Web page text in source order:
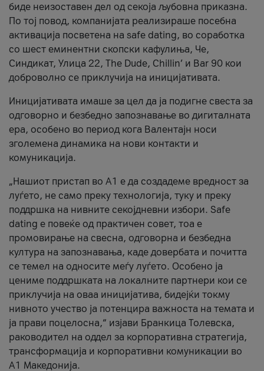
биде неизоставен дел од секоја љубовна приказна.
По тој повод, компанијата реализираше посебна
активација посветена на safe dating, во соработка
со шест еминентни скопски кафулиња, Че,
Синдикат, Улица 22, The Dude, Chillin’ и Bar 90 кои
доброволно се приклучија на иницијативата.
Иницијативата имаше за цел да ја подигне свеста за
одговорно и безбедно запознавање во дигиталната
ера, особено во период кога Валентајн носи
зголемена динамика на нови контакти и
комуникација.
„Нашиот пристап во А1 е да создадеме вредност за
луѓето, не само преку технологија, туку и преку
поддршка на нивните секојдневни избори. Safe
dating е повеќе од практичен совет, тоа е
промовирање на свесна, одговорна и безбедна
култура на запознавања, каде довербата и почитта
се темел на односите меѓу луѓето. Особено ја
цениме поддршката на локалните партнери кои се
приклучија на оваа иницијатива, бидејќи токму
нивното учество ја потенцира важноста на темата и
ја прави поцелосна,“ изјави Бранкица Толевска,
раководител на оддел за корпоративна стратегија,
трансформација и корпоративни комуникации во
А1 Македонија.